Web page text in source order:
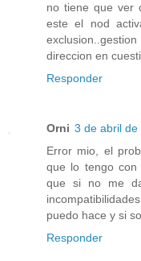
no tiene que ver
este el nod
direccion en
Responder
Orni 3 de abril de
Error mio, el
que lo tengo
que si no me
puedo hace y si
Responder